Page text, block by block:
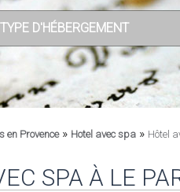
TYPE D'HÉBERGEMENT
en Provence» Hotel avec spa » Hôtel
SPA À LE